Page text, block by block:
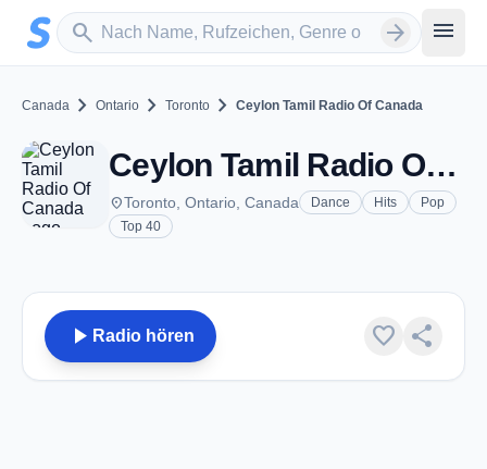
Zum Hauptinhalt springen
search
Sender suchen arrow_forward menu
Canada chevron_right Ontario chevron_right Toronto chevron_right Ceylon Tamil Radio Of Canada
Ceylon Tamil Radio Of Canada - Toronto, ON
placeToronto, Ontario, Canada Dance Hits
Pop
Top 40
play_arrow Radio hören favorite share